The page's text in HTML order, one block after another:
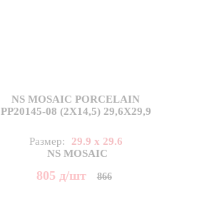
NS MOSAIC PORCELAIN
PP20145-08 (2X14,5) 29,6X29,9
Размер:
29.9 x 29.6
NS MOSAIC
805 д/шт 866